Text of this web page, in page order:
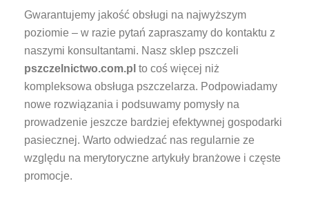
Gwarantujemy jakość obsługi na najwyższym
poziomie – w razie pytań zapraszamy do kontaktu z
naszymi konsultantami. Nasz sklep pszczeli
pszczelnictwo.com.pl to coś więcej niż
kompleksowa obsługa pszczelarza. Podpowiadamy
nowe rozwiązania i podsuwamy pomysły na
prowadzenie jeszcze bardziej efektywnej gospodarki
pasiecznej. Warto odwiedzać nas regularnie ze
względu na merytoryczne artykuły branżowe i częste
promocje.